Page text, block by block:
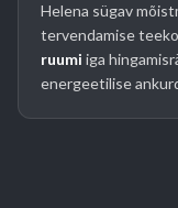
Helena sügav
tervendamise
ruumi iga
energeetilise